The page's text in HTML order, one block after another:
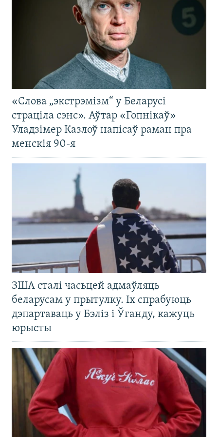
«Слова „экстрэмізм“ у Беларусі
страціла сэнс». Аўтар «Гопнікаў»
Уладзімер Казлоў напісаў раман пра
менскія 90-я
ЗША сталі часьцей адмаўляць
беларусам у прытулку. Іх спрабуюць
дэпартаваць у Бэліз і Ўганду, кажуць
юрысты